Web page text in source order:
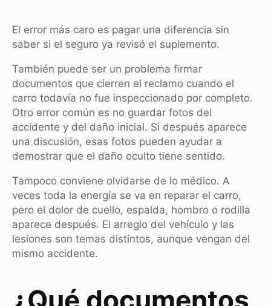
El error más caro es pagar una diferencia sin
saber si el seguro ya revisó el suplemento.
También puede ser un problema firmar
documentos que cierren el reclamo cuando el
carro todavía no fue inspeccionado por completo.
Otro error común es no guardar fotos del
accidente y del daño inicial. Si después aparece
una discusión, esas fotos pueden ayudar a
demostrar que el daño oculto tiene sentido.
Tampoco conviene olvidarse de lo médico. A
veces toda la energía se va en reparar el carro,
pero el dolor de cuello, espalda, hombro o rodilla
aparece después. El arreglo del vehículo y las
lesiones son temas distintos, aunque vengan del
mismo accidente.